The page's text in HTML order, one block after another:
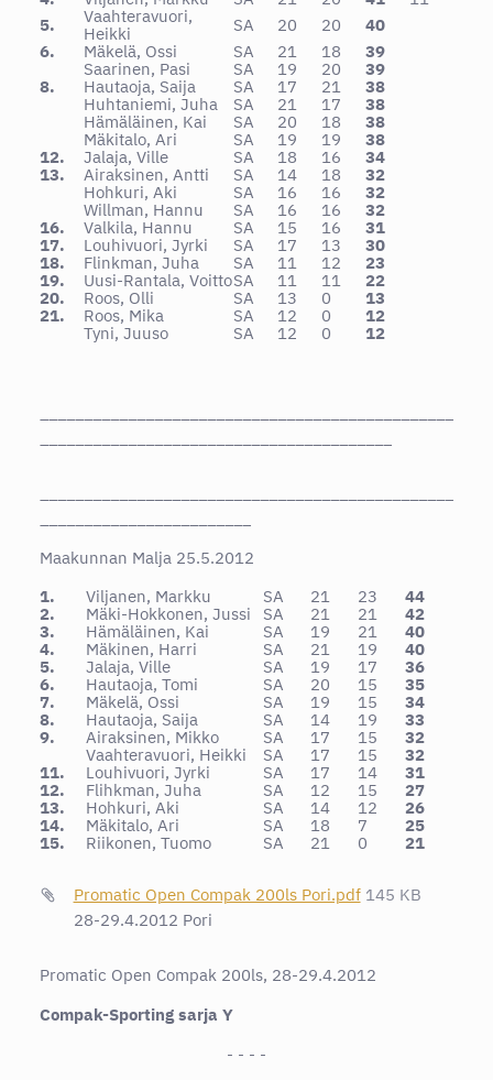
5.
Vaahteravuori,
Heikki
SA 20 20
40
6.
Mäkelä, Ossi SA 21 18
39
Saarinen, Pasi
SA 19 20
39
8.
Hautaoja, Saija SA 17 21
38
Huhtaniemi, Juha
SA 21 17
38
Hämäläinen, Kai
SA 20 18
38
Mäkitalo, Ari
SA 19 19
38
12.
Jalaja, Ville SA 18 16
34
13.
Airaksinen, Antti SA 14 18
32
Hohkuri, Aki
SA 16 16
32
Willman, Hannu
SA 16 16
32
16.
Valkila, Hannu SA 15 16
31
17.
Louhivuori, Jyrki SA 17 13
30
18.
Flinkman, Juha SA 11 12
23
19.
Uusi-Rantala, VoittoSA 11 11
22
20.
Roos, Olli SA 13 0
13
21.
Roos, Mika SA 12 0
12
Tyni, Juuso
SA 12 0 12
Maakunnan Malja 25.5.2012
1.
Viljanen, Markku SA 21 23
44
2.
Mäki-Hokkonen, Jussi SA 21 21
42
3.
Hämäläinen, Kai SA 19 21
40
4.
Mäkinen, Harri SA 21 19
40
5.
Jalaja, Ville SA 19 17
36
6.
Hautaoja, Tomi SA 20 15
35
7.
Mäkelä, Ossi SA 19 15
34
8.
Hautaoja, Saija SA 14 19
33
9.
Airaksinen, Mikko SA 17 15
32
Vaahteravuori, Heikki
SA 17 15
32
11.
Louhivuori, Jyrki SA 17 14
31
12.
Flihkman, Juha SA 12 15
27
13.
Hohkuri, Aki SA 14 12
26
14.
Mäkitalo, Ari SA 18 7
25
15.
Riikonen, Tuomo SA 21 0 21
Promatic Open Compak 200ls Pori.pdf 145 KB
28-29.4.2012 Pori
Promatic Open Compak 200ls, 28-29.4.2012
Compak-Sporting sarja Y
- - - -